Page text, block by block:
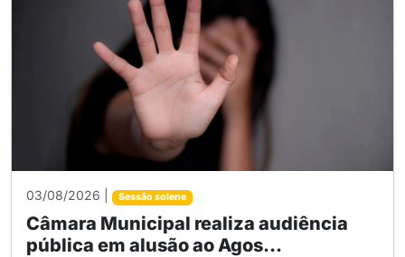
03/08/2026 | Sessão solene
Câmara Municipal realiza audiência
pública em alusão ao Agos...